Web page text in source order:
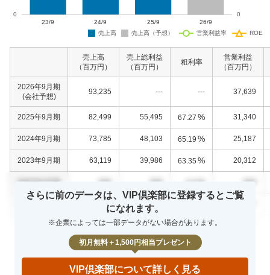
売上高
（百万円）
売上総利益
（百万円）
粗利率
営業利益
（百万円）
2026年9月期
(会社予想)
93,235 --- --- 37,639
2025年9月期 82,499 55,495 67.27 % 31,340
2024年9月期 73,785 48,103 65.19 % 25,187
2023年9月期 63,119 39,986 63.35 % 20,312
0000年0月期 000 000 0.0% 000
000 000
0000年0月期 000 000 0.0%
さらに前のデータは、VIP倶楽部に登録するとご覧
になれます。
※企業によっては一部データがない場合があります。
初月無料＋1,500円相当プレゼント
VIP倶楽部について詳しく見る